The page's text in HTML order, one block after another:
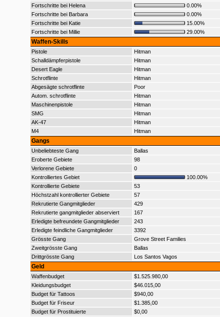
Fortschritte bei Helena
0.00%
Fortschritte bei Barbara
0.00%
Fortschritte bei Katie
15.00%
Fortschritte bei Millie
29.00%
Waffen-Skills
Pistole
Hitman
Schalldämpferpistole
Hitman
Desert Eagle
Hitman
Schrotflinte
Hitman
Abgesägte schrotflinte
Poor
Autom. schrotflinte
Hitman
Maschinenpistole
Hitman
SMG
Hitman
AK-47
Hitman
M4
Hitman
Gangs
Unbeliebteste Gang
Ballas
Eroberte Gebiete
98
Verlorene Gebiete
0
Kontrolliertes Gebiet
100.00%
Kontrollierte Gebiete
53
Höchstzahl kontrollierter Gebiete
57
Rekrutierte Gangmitglieder
429
Rekrutierte gangmitglieder abserviert
167
Erledigte befreundete Gangmitglieder
243
Erledigte feindliche Gangmitglieder
3392
Grösste Gang
Grove Street Families
Zweitgrösste Gang
Ballas
Drittgrösste Gang
Los Santos Vagos
Geld
Waffenbudget
$1.525.980,00
Kleidungsbudget
$46.015,00
Budget für Tattoos
$940,00
Budget für Friseur
$1.385,00
Budget für Prostituierte
$0,00